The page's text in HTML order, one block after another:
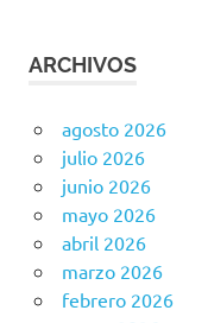
ARCHIVOS
agosto 2026
julio 2026
junio 2026
mayo 2026
abril 2026
marzo 2026
febrero 2026